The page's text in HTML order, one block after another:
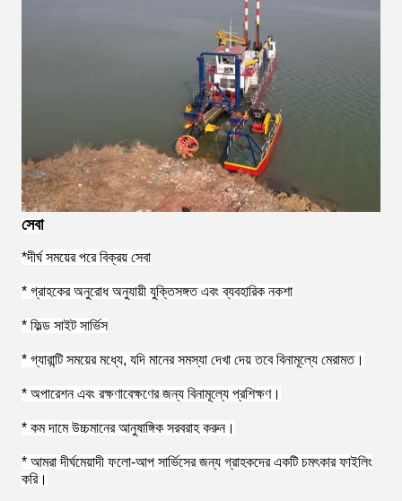
সেবা
*দীর্ঘ সময়ের পরে বিক্রয় সেবা
* গ্রাহকের অনুরোধ অনুযায়ী যুক্তিসঙ্গত এবং ব্যবহারিক নকশা
* ফিল্ড সাইট সার্ভিস
* গ্যারান্টি সময়ের মধ্যে, যদি মানের সমস্যা দেখা দেয় তবে বিনামূল্যে মেরামত।
* অপারেশন এবং রক্ষণাবেক্ষণের জন্য বিনামূল্যে প্রশিক্ষণ।
* কম দামে উচ্চমানের আনুষাঙ্গিক সরবরাহ করুন।
* আমরা দীর্ঘমেয়াদী ফলো-আপ সার্ভিসের জন্য গ্রাহকদের একটি চমৎকার ফাইলিং
করি।